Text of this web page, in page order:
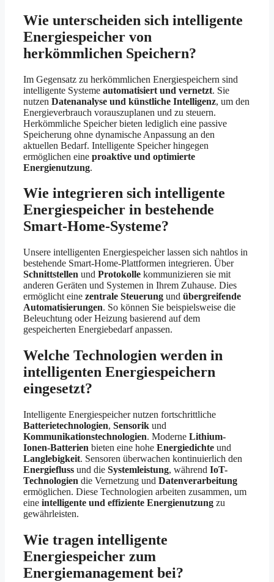
Wie unterscheiden sich intelligente
Energiespeicher von
herkömmlichen Speichern?
Im Gegensatz zu herkömmlichen Energiespeichern sind
intelligente Systeme automatisiert und vernetzt. Sie
nutzen Datenanalyse und künstliche Intelligenz, um den
Energieverbrauch vorauszuplanen und zu steuern.
Herkömmliche Speicher bieten lediglich eine passive
Speicherung ohne dynamische Anpassung an den
aktuellen Bedarf. Intelligente Speicher hingegen
ermöglichen eine proaktive und optimierte
Energienutzung.
Wie integrieren sich intelligente
Energiespeicher in bestehende
Smart-Home-Systeme?
Unsere intelligenten Energiespeicher lassen sich nahtlos in
bestehende Smart-Home-Plattformen integrieren. Über
Schnittstellen und Protokolle kommunizieren sie mit
anderen Geräten und Systemen in Ihrem Zuhause. Dies
ermöglicht eine zentrale Steuerung und übergreifende
Automatisierungen. So können Sie beispielsweise die
Beleuchtung oder Heizung basierend auf dem
gespeicherten Energiebedarf anpassen.
Welche Technologien werden in
intelligenten Energiespeichern
eingesetzt?
Intelligente Energiespeicher nutzen fortschrittliche
Batterietechnologien, Sensorik und
Kommunikationstechnologien. Moderne Lithium-
Ionen-Batterien bieten eine hohe Energiedichte und
Langlebigkeit. Sensoren überwachen kontinuierlich den
Energiefluss und die Systemleistung, während IoT-
Technologien die Vernetzung und Datenverarbeitung
ermöglichen. Diese Technologien arbeiten zusammen, um
eine intelligente und effiziente Energienutzung zu
gewährleisten.
Wie tragen intelligente
Energiespeicher zum
Energiemanagement bei?